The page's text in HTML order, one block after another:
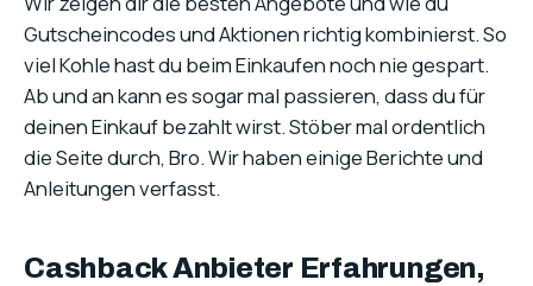
Gutscheincodes und Aktionen richtig kombinierst. So
viel Kohle hast du beim Einkaufen noch nie gespart.
Ab und an kann es sogar mal passieren, dass du für
deinen Einkauf bezahlt wirst. Stöber mal ordentlich
die Seite durch, Bro. Wir haben einige Berichte und
Anleitungen verfasst.
Cashback Anbieter Erfahrungen,